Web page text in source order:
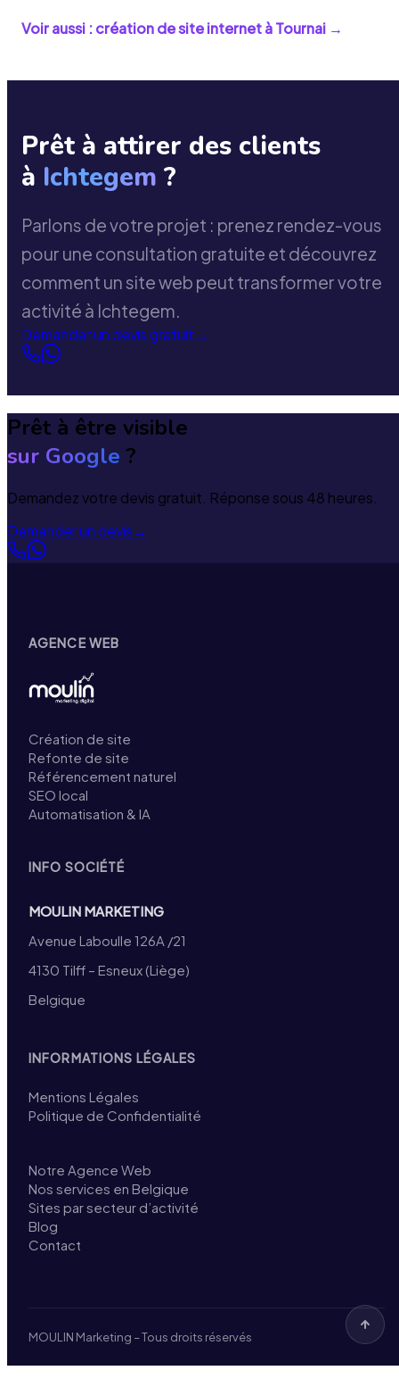
Voir aussi : création de site internet àTournai →
Prêt à attirer des clients
à Ichtegem ?
Parlons de votre projet : prenez rendez-vous
pour une consultation gratuite et découvrez
comment un site web peut transformer votre
activité à Ichtegem.
Demander un devis gratuit→
Prêt à être visible
sur Google ?
Demandez votre devis gratuit. Réponse sous 48 heures.
Demander un devis→
AGENCE WEB
Création de site
Refonte de site
Référencement naturel
SEO local
Automatisation & IA
INFO SOCIÉTÉ
MOULIN MARKETING
Avenue Laboulle 126A /21
4130 Tilff – Esneux (Liège)
Belgique
INFORMATIONS LÉGALES
Mentions Légales
Politique de Confidentialité
Notre Agence Web
Nos services en Belgique
Sites par secteur d’activité
Blog
Contact
MOULIN Marketing – Tous droits réservés